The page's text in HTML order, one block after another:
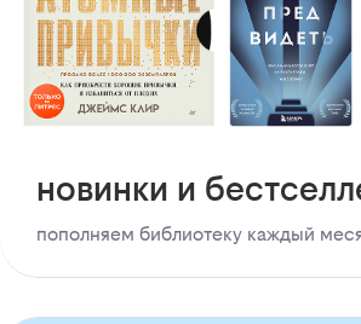
новинки и
пополняем библиотеку каждый